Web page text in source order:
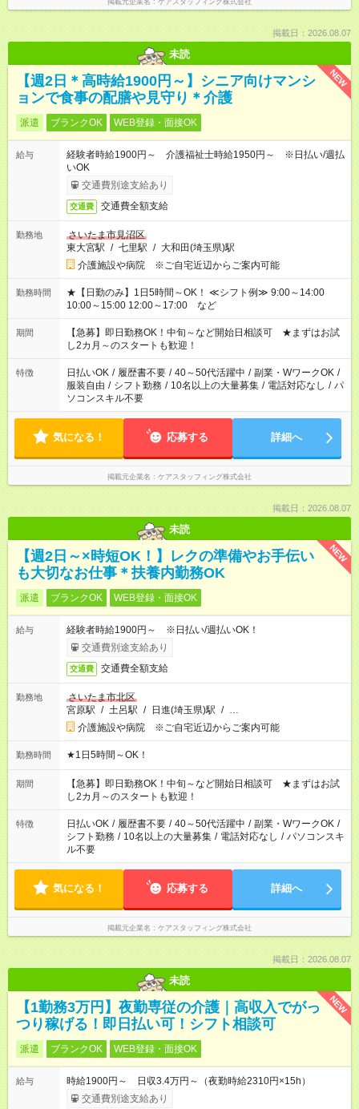
掲載元企業名 ケアスタッフィング株式会社
掲載日：2026.08.07
未読
NEW
【週2日＊高時給1900円～】シニア向けマンシ
ョンで食事の配膳や見守り＊介護
派遣 ブランクOK WEB登録・面接OK
給与
経験者時給1900円～ 介護福祉士時給1950円～ ※日払い/週払
いOK
交通費別途支給あり
交通費 交通費全額支給
勤務地
さいたま市見沼区
東大宮駅 / 七里駅 / 大和田(埼玉県)駅
介護施設や病院 ※ご自宅近辺からご案内可能
勤務時間
★【日勤のみ】1日5時間～OK！ ≪シフト例≫ 9:00～14:00
10:00～15:00 12:00～17:00 など
期間
【急募】即日勤務OK！中旬～など開始日相談可 ★まずはお試
し2カ月～のスタートも歓迎！
特徴 日払いOK / 履歴書不要 / 40～50代活躍中 / 副業・WワークOK /
服装自由 / シフト勤務 / 10名以上の大量募集 / 電話対応なし / パ
ソコンスキル不要
気になる！ 応募する 詳細へ
掲載元企業名 ケアスタッフィング株式会社
掲載日：2026.08.07
未読
NEW
【週2日～×時短OK！】レクの準備やお手伝い
も大切なお仕事＊扶養内勤務OK
派遣 ブランクOK WEB登録・面接OK
給与
経験者時給1900円～ ※日払い/週払いOK！
交通費別途支給あり
交通費 交通費全額支給
勤務地
さいたま市北区
宮原駅 / 土呂駅 / 日進(埼玉県)駅 / …
介護施設や病院 ※ご自宅近辺からご案内可能
勤務時間 ★1日5時間～OK！
期間
【急募】即日勤務OK！中旬～など開始日相談可 ★まずはお試
し2カ月～のスタートも歓迎！
特徴 日払いOK / 履歴書不要 / 40～50代活躍中 / 副業・WワークOK /
シフト勤務 / 10名以上の大量募集 / 電話対応なし / パソコンスキ
ル不要
気になる！ 応募する 詳細へ
掲載元企業名 ケアスタッフィング株式会社
掲載日：2026.08.07
未読
NEW
【1勤務3万円】夜勤専従の介護｜高収入でがっ
つり稼げる！即日払い可！シフト相談可
派遣 ブランクOK WEB登録・面接OK
給与
時給1900円～ 日収3.4万円～（夜勤時給2310円×15h）
交通費別途支給あり